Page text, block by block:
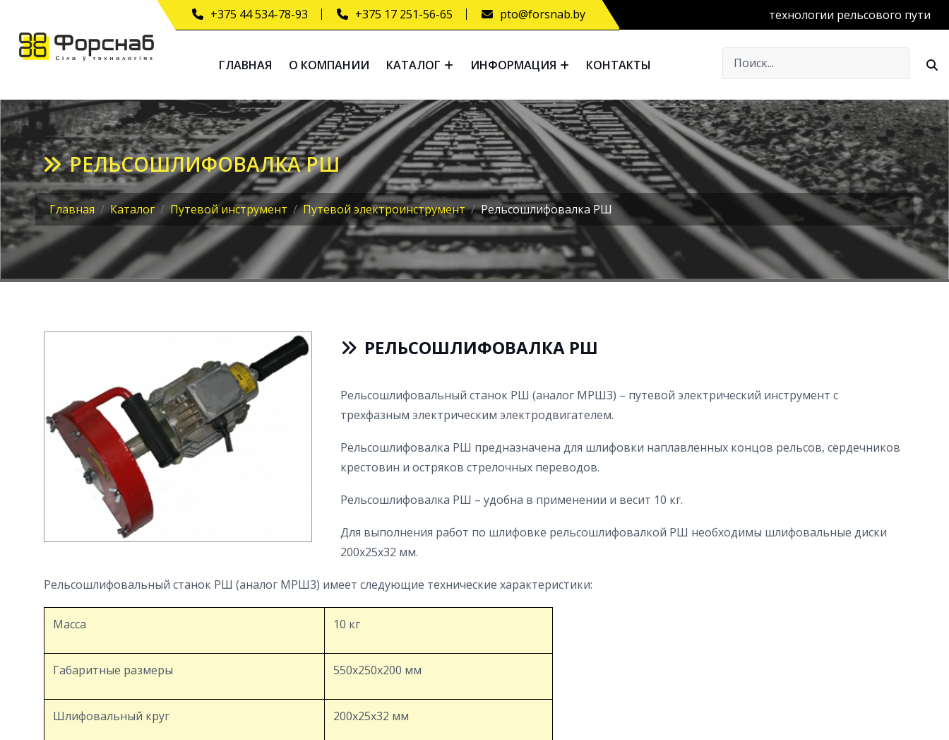
+375 44 534-78-93 +375 17 251-56-65 pto@forsnab.by
ГЛАВНАЯ О КОМПАНИИ КАТАЛОГ ИНФОРМАЦИЯ КОНТАКТЫ
технологии рельсового пути
РЕЛЬСОШЛИФОВАЛКА РШ
Главная Каталог Путевой инструмент Путевой электроинструмент Рельсошлифовалка РШ
РЕЛЬСОШЛИФОВАЛКА РШ
Рельсошлифовальный станок РШ (аналог МРШ3) – путевой электрический инструмент с
трехфазным электрическим электродвигателем.
Рельсошлифовалка РШ предназначена для шлифовки наплавленных концов рельсов, сердечников
крестовин и остряков стрелочных переводов.
Рельсошлифовалка РШ – удобна в применении и весит 10 кг.
Для выполнения работ по шлифовке рельсошлифовалкой РШ необходимы шлифовальные диски
200х25х32 мм.
Рельсошлифовальный станок РШ (аналог МРШ3) имеет следующие технические характеристики:
Масса 10 кг
Габаритные размеры 550х250х200 мм
Шлифовальный круг 200х25х32 мм